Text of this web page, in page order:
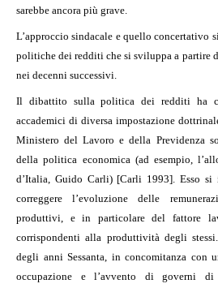
sarebbe ancora più grave.
L’approccio sindacale e quello concertativo
politiche dei redditi che si sviluppa a partire
nei decenni successivi.
Il dibattito sulla politica dei redditi ha
accademici di diversa impostazione
Ministero del Lavoro e della Previdenza
della politica economica (ad esempio,
d’Italia, Guido Carli) [Carli 1993]. Esso si
correggere l’evoluzione delle
produttivi, e in particolare del fattore
corrispondenti alla produttività degli
degli anni Sessanta, in concomitanza con
occupazione e l’avvento di governi di